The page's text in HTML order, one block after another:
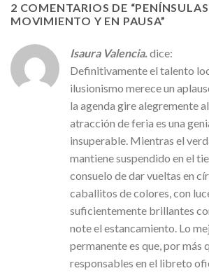
2 COMENTARIOS DE “
MOVIMIENTO Y EN PAUSA”
Isaura Valencia.dice:
Definitivamente el talento
ilusionismo merece un
la agenda gire alegremente
atracción de feria es una
insuperable. Mientras el
mantiene suspendido en el
consuelo de dar vueltas en
caballitos de colores, con
suficientemente brillantes
note el estancamiento. Lo
permanente es que, por más
responsables en el libreto